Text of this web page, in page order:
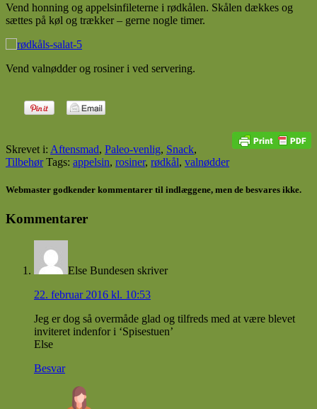
Vend honning og appelsinfileterne i rødkålen. Skålen dækkes og
sættes på køl og trækker – gerne nogle timer.
Vend valnødder og rosiner i ved servering.
Skrevet i: Aftensmad, Paleo-venlig, Snack,
Tilbehør Tags: appelsin, rosiner, rødkål, valnødder
Webmaster godkender kommentarer til indlæggene, men de besvares ikke.
Kommentarer
Else Bundesen skriver
22. februar 2016 kl. 10:53
Jeg er dog så overmåde glad og tilfreds med at være blevet
inviteret indenfor i ‘Spisestuen’
Else
Besvar